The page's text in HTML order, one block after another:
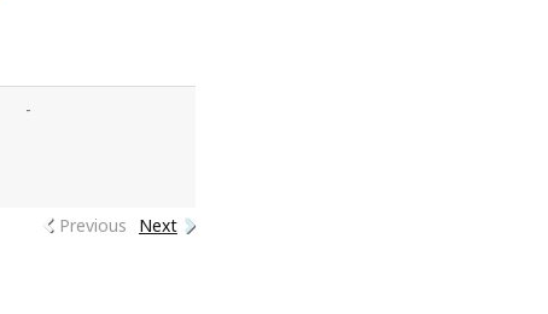
-
Previous
Next